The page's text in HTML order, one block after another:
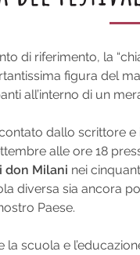
di riferimento, la
figura del
all’interno di un
dallo scrittore
alle ore 18
don Milani nei
diversa sia ancora
Paese.
scuola e